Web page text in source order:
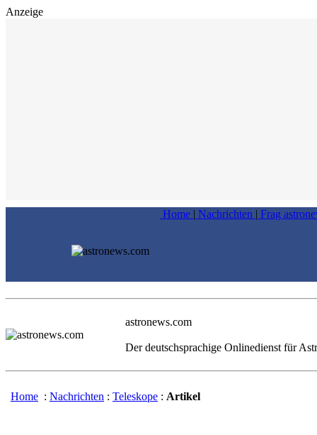
Anzeige
Home | Nachrichten | Frag
astronews.com
Der deutschsprachige Onlinedienst für
Home : Nachrichten : Teleskope : Artikel